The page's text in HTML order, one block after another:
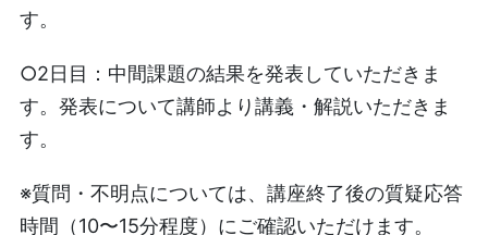
す。
○2日目：中間課題の結果を発表していただきま
す。発表について講師より講義・解説いただきま
す。
※質問・不明点については、講座終了後の質疑応答
時間（10〜15分程度）にご確認いただけます。